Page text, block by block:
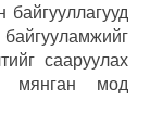
байгууламжийг
сааруулах
мянган мод